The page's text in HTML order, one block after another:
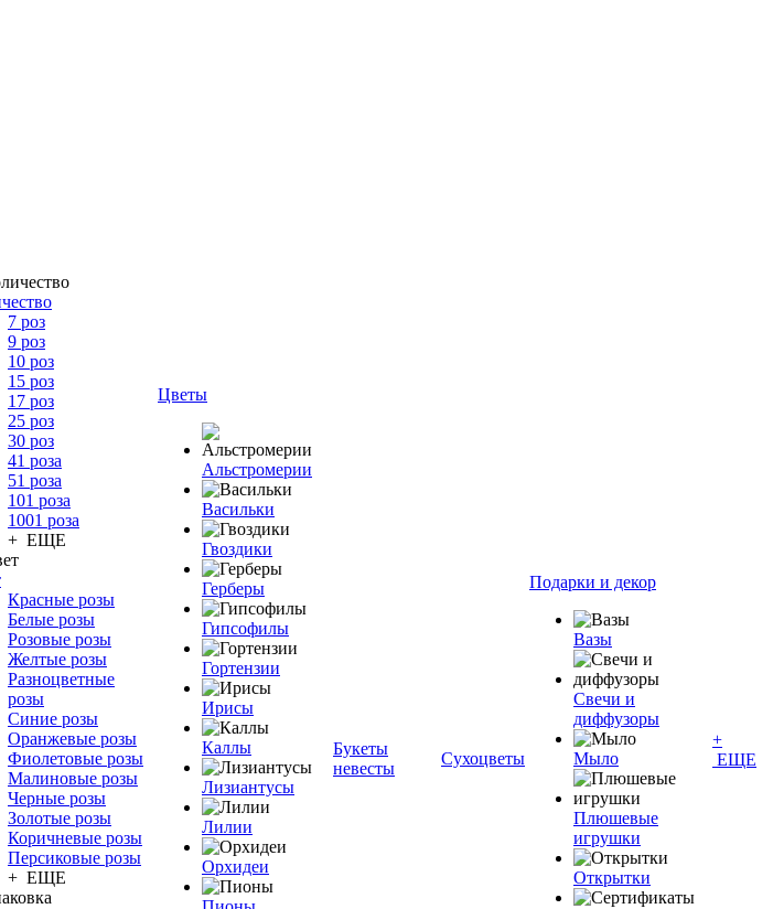
7 роз
9 роз
10 роз
15 роз
17 роз
25 роз
30 роз
41 роза
51 роза
101 роза
1001 роза
+ ЕЩЕ
Красные розы
Белые розы
Розовые розы
Желтые розы
Разноцветные
розы
Синие розы
Оранжевые розы
Фиолетовые розы
Малиновые розы
Черные розы
Золотые розы
Коричневые розы
Персиковые розы
+ ЕЩЕ
Цветы
Альстромерии
Васильки
Гвоздики
Герберы
Гипсофилы
Гортензии
Ирисы
Каллы
Лизиантусы
Лилии
Орхидеи
Букеты
невесты
Сухоцветы
Подарки и декор
Вазы
Свечи и
диффузоры
Мыло
Плюшевые
игрушки
Открытки
+
ЕЩЕ